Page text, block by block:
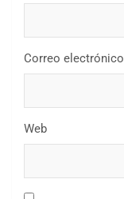
Correo electrónico
Web